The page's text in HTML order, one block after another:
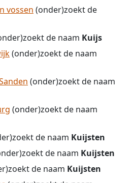
vossen (onder)zoekt de
de naam Kuijs
(onder)zoekt de naam
(onder)zoekt de naam
(onder)zoekt de naam
de naam Kuijsten
de naam Kuijsten
de naam Kuijsten